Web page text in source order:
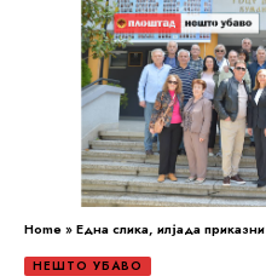
Home»Една слика, илјада приказни
НЕШТО УБАВО